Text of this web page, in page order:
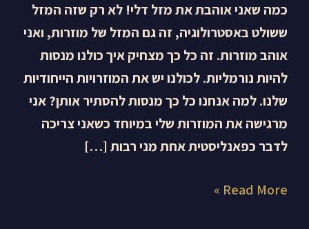
כמה שאני אוהבת את מזל דלי! לא רק שזה המזל
ששולט באסטרולוגיה, זה גם המזל של מוזרות, ואני
אוהב מוזרות. זה כל כך מצחיק איך כולנו מנסות
להיות נורמליות. לכולנו יש את המוזרויות הייחודיות
שלנו. למה אנחנו כל כך מנסות להסתיר אותן? אני
מרגישה את המוזרות שלי במיוחד כשאני צריכה
לדבר כפאנליסטית אחת מני רבות […]
Read More »